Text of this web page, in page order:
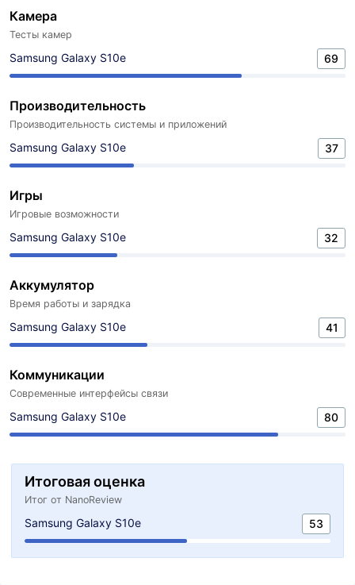
Камера
Тесты камер
Samsung Galaxy S10e 69
Производительность
Производительность системы и приложений
Samsung Galaxy S10e 37
Игры
Игровые возможности
Samsung Galaxy S10e 32
Аккумулятор
Время работы и зарядка
Samsung Galaxy S10e 41
Коммуникации
Современные интерфейсы связи
Samsung Galaxy S10e 80
Итоговая оценка
Итог от NanoReview
Samsung Galaxy S10e 53